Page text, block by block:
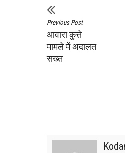
Previous Post
आवारा कुत्ते
मामले में अदालत
सख्त